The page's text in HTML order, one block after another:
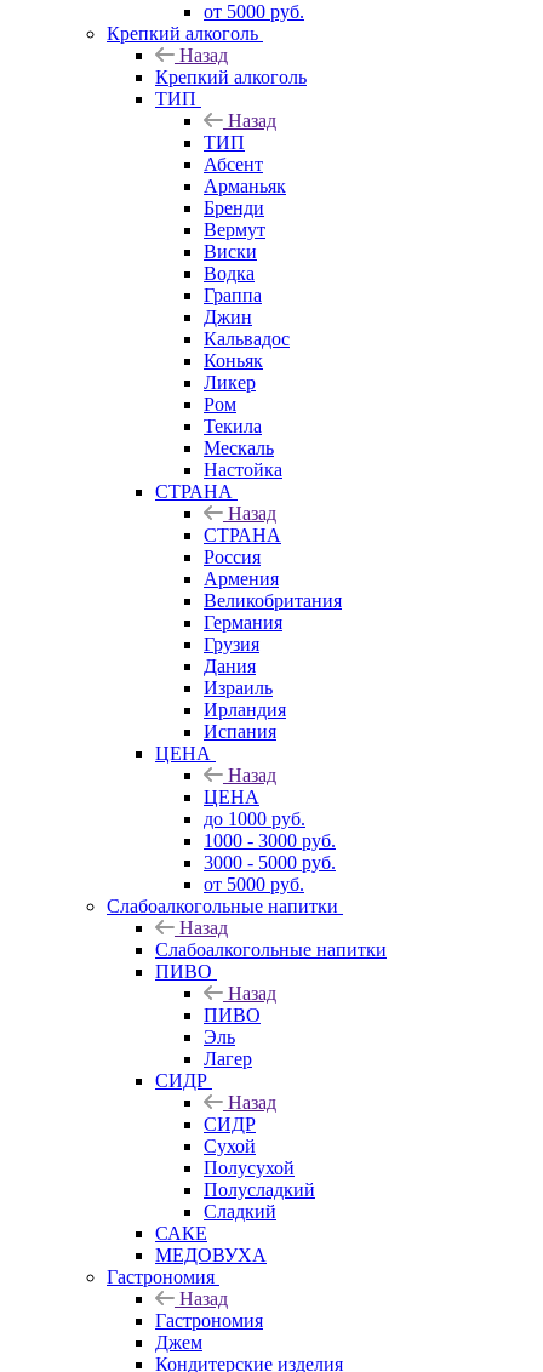
от 5000 руб.
Крепкий алкоголь
Назад
Крепкий алкоголь
ТИП
Назад
ТИП
Абсент
Арманьяк
Бренди
Вермут
Виски
Водка
Граппа
Джин
Кальвадос
Коньяк
Ликер
Ром
Текила
Мескаль
Настойка
СТРАНА
Назад
СТРАНА
Россия
Армения
Великобритания
Германия
Грузия
Дания
Израиль
Ирландия
Испания
ЦЕНА
Назад
ЦЕНА
до 1000 руб.
1000 - 3000 руб.
3000 - 5000 руб.
от 5000 руб.
Слабоалкогольные напитки
Назад
Слабоалкогольные напитки
ПИВО
Назад
ПИВО
Эль
Лагер
СИДР
Назад
СИДР
Сухой
Полусухой
Полусладкий
Сладкий
САКЕ
МЕДОВУХА
Гастрономия
Назад
Гастрономия
Джем
Кондитерские изделия